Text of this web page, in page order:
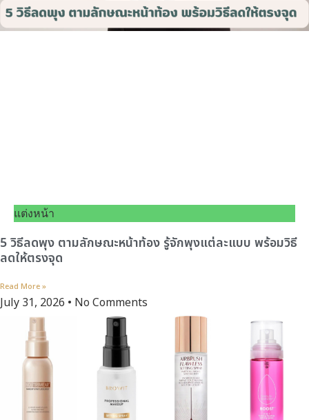
แต่งหน้า
5 วิธีลดพุง ตามลักษณะหน้าท้อง รู้จักพุงแต่ละแบบ พร้อมวิธี
ลดให้ตรงจุด
Read More »
July 31, 2026 No Comments